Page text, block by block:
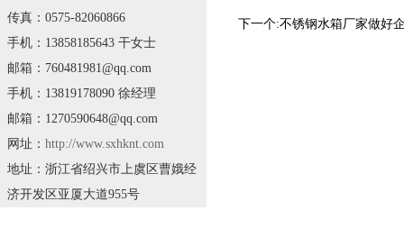
传真：0575-82060866
手机：13858185643 干女士
邮箱：760481981@qq.com
手机：13819178090 徐经理
邮箱：1270590648@qq.com
网址： http://www.sxhknt.com
地址：浙江省绍兴市上虞区曹娥经
济开发区亚厦大道955号
下一个:不锈钢水箱厂家做好